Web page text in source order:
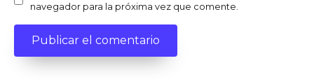
navegador para la próxima vez que comente.